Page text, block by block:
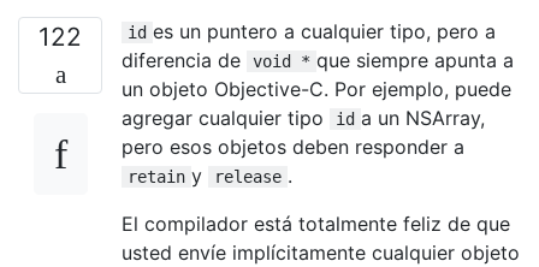
122 id es un puntero a cualquier tipo, pero a
diferencia de
void * que siempre apunta a
un objeto Objective-C. Por ejemplo, puede
agregar cualquier tipo
id a un NSArray,
pero esos objetos deben responder a
retain y release .
El compilador está totalmente feliz de que
usted envíe implícitamente cualquier objeto